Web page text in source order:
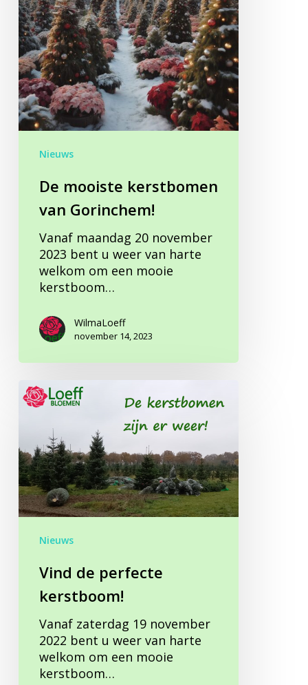
Nieuws
De mooiste kerstbomen
van Gorinchem!
Vanaf maandag 20 november
2023 bent u weer van harte
welkom om een mooie
kerstboom…
WilmaLoeff
november 14, 2023
Vind
de
kerstboom!
Nieuws
Vind de perfecte
kerstboom!
Vanaf zaterdag 19 november
2022 bent u weer van harte
welkom om een mooie
kerstboom…